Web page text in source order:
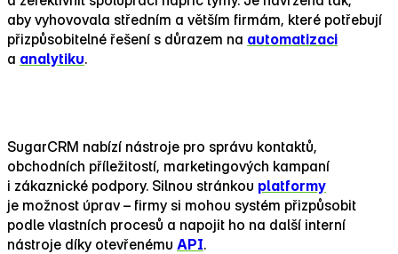
aby vyhovovala středním a větším firmám, které potřebují
přizpůsobitelné řešení s důrazem na automatizaci
a analytiku.
SugarCRM nabízí nástroje pro správu kontaktů,
obchodních příležitostí, marketingových kampaní
i zákaznické podpory. Silnou stránkou platformy
je možnost úprav – firmy si mohou systém přizpůsobit
podle vlastních procesů a napojit ho na další interní
nástroje díky otevřenému API.